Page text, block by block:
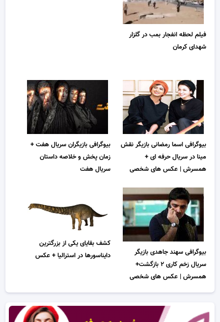
فیلم لحظه انفجار بمب در گلزار
شهدای کرمان
بیوگرافی اسما رمضانی بازیگر نقش
مینا در سریال حرفه ای +
همسرش | عکس های شخصی
بیوگرافی بازیگران سریال هفت +
زمان پخش و خلاصه داستان
سریال هفت
بیوگرافی سهند جاهدی بازیگر
سریال زخم کاری ۲ بازگشت+
همسرش | عکس های شخصی
کشف بقایای یکی از بزرگترین
دایناسورها در استرالیا + عکس